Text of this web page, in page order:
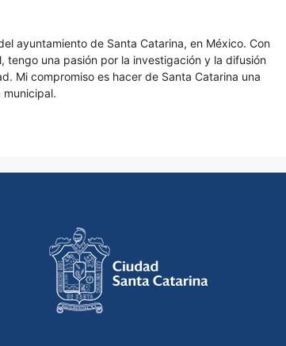
ayuntamiento de Santa Catarina, en México. Con
tengo una pasión por la investigación y la difusión
Mi compromiso es hacer de Santa Catarina una